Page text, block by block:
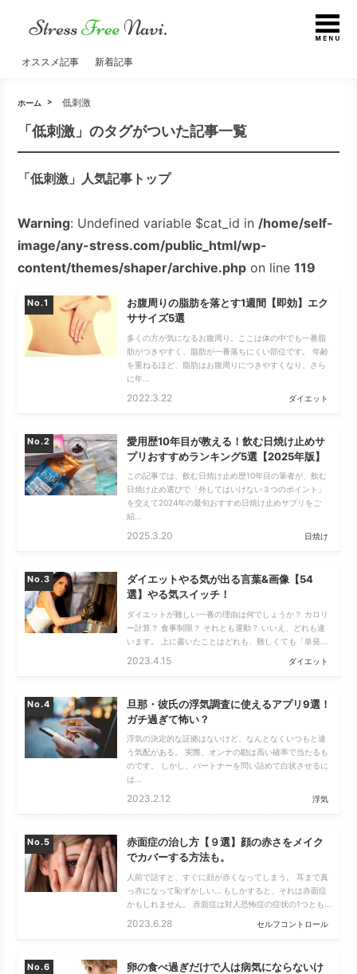
オススメ記事 新着記事
ホーム 低刺激
「低刺激」のタグがついた記事一覧
「低刺激」人気記事トップ
Warning: Undefined variable $cat_id in /home/self-
image/any-stress.com/public_html/wp-
content/themes/shaper/archive.phpon line 119
No.
お腹周りの脂肪を落とす1週間【即効】エク
ササイズ5選
多くの方が気になるお腹周り。ここは体の中でも一番脂
肪がつきやすく、脂肪が一番落ちにくい部位です。 年齢
を重ねるほど、脂肪はお腹周りにつきやすくなり、さら
に年...
2022.3.22 ダイエット
No.
愛用歴10年目が教える！飲む日焼け止めサ
プリおすすめランキング5選【2025年版】
この記事では、飲む日焼け止め歴10年目の筆者が、飲む
日焼け止め選びで「外してはいけない３つのポイント」
を交えて2024年の最旬おすすめ日焼け止めサプリをご
紹...
2025.3.20 日焼け
No.
ダイエットやる気が出る言葉&画像【54
選】やる気スイッチ！
ダイエットが難しい一番の理由は何でしょうか？ カロリ
ー計算？ 食事制限？ それとも運動？ いいえ、どれも違
います。 上に書いたことはどれも、難しくても「単発...
2023.4.15 ダイエット
No.
旦那・彼氏の浮気調査に使えるアプリ9選！
ガチ過ぎて怖い？
浮気の決定的な証拠はないけど、なんとなくいつもと違
う気配がある。 実際、オンナの勘は高い確率で当たるも
のです。 しかし、パートナーを問い詰めて白状させるに
は...
2023.2.12 浮気
No.
赤面症の治し方【９選】顔の赤さをメイク
でカバーする方法も。
人前で話すと、すぐに顔が赤くなってしまう。 耳まで真
っ赤になって恥ずかしい… もしかすると、それは赤面症
かもしれません。 赤面症は対人恐怖症の症状の1つとも...
2023.6.28 セルフコントロール
No.
卵の食べ過ぎだけで人は病気にならないけ